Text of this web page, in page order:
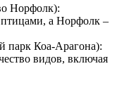
Норфолк):
а Норфолк –
парк Коа-Арагона):
видов, включая